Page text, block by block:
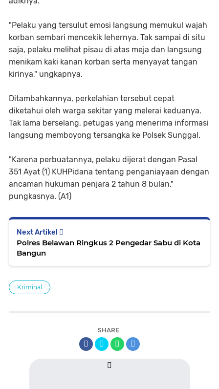
"Pelaku yang tersulut emosi langsung memukul wajah
korban sembari mencekik lehernya. Tak sampai di situ
saja, pelaku melihat pisau di atas meja dan langsung
menikam kaki kanan korban serta menyayat tangan
kirinya," ungkapnya.
Ditambahkannya, perkelahian tersebut cepat
diketahui oleh warga sekitar yang melerai keduanya.
Tak lama berselang, petugas yang menerima informasi
langsung memboyong tersangka ke Polsek Sunggal.
"Karena perbuatannya, pelaku dijerat dengan Pasal
351 Ayat (1) KUHPidana tentang penganiayaan dengan
ancaman hukuman penjara 2 tahun 8 bulan,"
pungkasnya. (A1)
Next Artikel
Polres Belawan Ringkus 2 Pengedar Sabu di Kota
Bangun
Kriminal
SHARE